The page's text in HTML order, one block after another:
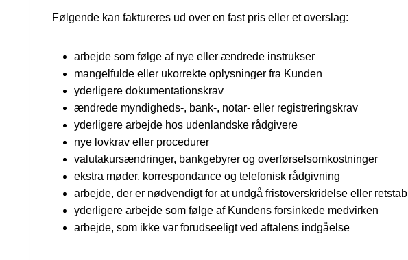
Følgende kan faktureres ud over en fast pris eller et overslag:
arbejde som følge af nye eller ændrede instrukser
mangelfulde eller ukorrekte oplysninger fra Kunden
yderligere dokumentationskrav
ændrede myndigheds-, bank-, notar- eller registreringskrav
yderligere arbejde hos udenlandske rådgivere
nye lovkrav eller procedurer
valutakursændringer, bankgebyrer og overførselsomkostninger
ekstra møder, korrespondance og telefonisk rådgivning
arbejde, der er nødvendigt for at undgå fristoverskridelse eller retstab
yderligere arbejde som følge af Kundens forsinkede medvirken
arbejde, som ikke var forudseeligt ved aftalens indgåelse